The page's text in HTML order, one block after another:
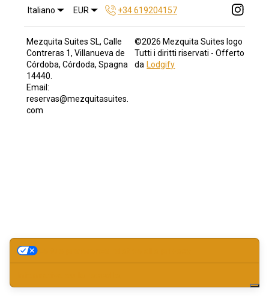
Italiano EUR +34 619204157
Mezquita Suites SL, Calle
Contreras 1, Villanueva de
Córdoba, Córdoda, Spagna
14440.
Email:
reservas@mezquitasuites.
com
©2026 Mezquita Suites logo
Tutti i diritti riservati - Offerto
da Lodgify
Le tue preferenze relative alla privacy